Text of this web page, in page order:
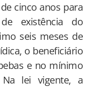
cinco anos para
existência do
seis meses de
o beneficiário
e no mínimo
lei vigente, a